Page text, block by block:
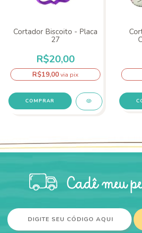
Cortador Biscoito - Placa
27
R$20,00
R$19,00via pix